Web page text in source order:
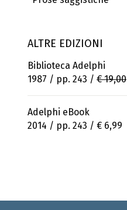
ALTRE EDIZIONI
Biblioteca Adelphi
1987 / pp. 243 / € 19,00
Adelphi eBook
2014 / pp. 243 / € 6,99